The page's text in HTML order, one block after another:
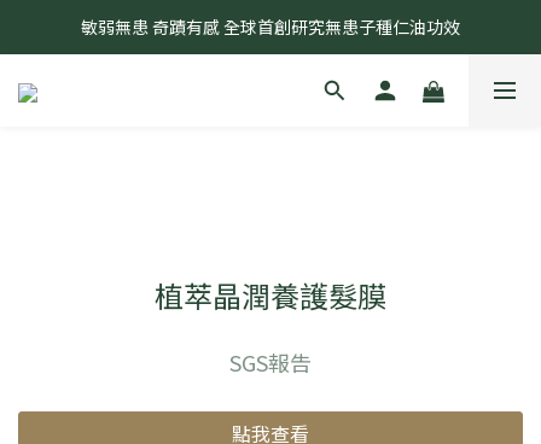
奇蹟莊園2026年開始以「專利成分與研發中心」持續為大家服務
敏弱無患 奇蹟有感 全球首創研究無患子種仁油功效
奇蹟莊園2026年開始以「專利成分與研發中心」持續為大家服務
植萃晶潤養護髮膜
SGS報告
點我查看